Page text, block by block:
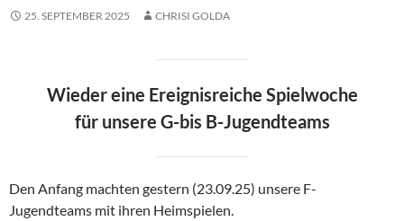
25. SEPTEMBER 2025 CHRISI GOLDA
Wieder eine Ereignisreiche Spielwoche
für unsere G-bis B-Jugendteams
Den Anfang machten gestern (23.09.25) unsere F-
Jugendteams mit ihren Heimspielen.